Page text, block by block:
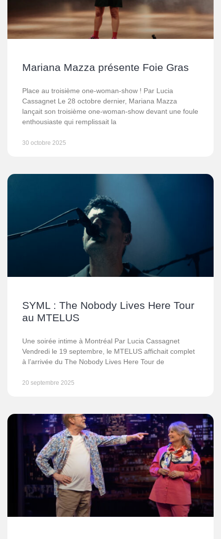
Mariana Mazza présente Foie Gras
Place au troisième one-woman-show ! Par Lucia
Cassagnet Le 28 octobre dernier, Mariana Mazza
lançait son troisième one-woman-show devant une foule
enthousiaste qui remplissait la
30 octobre 2025
SYML : The Nobody Lives Here Tour
au MTELUS
Une soirée intime à Montréal Par Lucia Cassagnet
Vendredi le 19 septembre, le MTELUS affichait complet
à l’arrivée du The Nobody Lives Here Tour de
20 septembre 2025